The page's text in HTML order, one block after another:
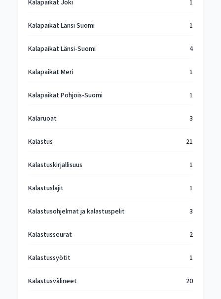
Kalapaikat Joki 1
Kalapaikat Länsi Suomi 1
Kalapaikat Länsi-Suomi 4
Kalapaikat Meri 1
Kalapaikat Pohjois-Suomi 1
Kalaruoat 3
Kalastus 21
Kalastuskirjallisuus 1
Kalastuslajit 1
Kalastusohjelmat ja kalastuspelit 3
Kalastusseurat 2
Kalastussyötit 1
Kalastusvälineet 20